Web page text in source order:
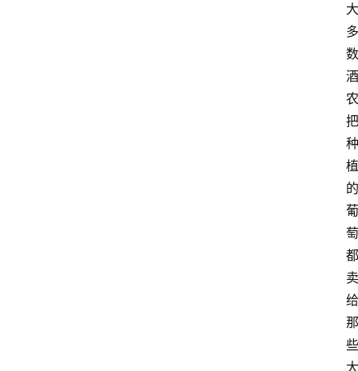
大
多
数
酒
农
把
种
植
的
葡
萄
都
卖
给
那
些
大